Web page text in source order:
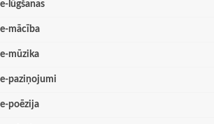
e-lūgšanas
e-mācība
e-mūzika
e-paziņojumi
e-poēzija